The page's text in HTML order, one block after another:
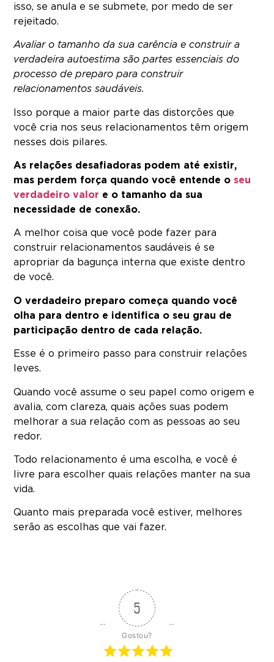
isso, se anula e se submete, por medo de ser
rejeitado.
Avaliar o tamanho da sua carência e construir a
verdadeira autoestima são partes essenciais do
processo de preparo para construir
relacionamentos saudáveis.
Isso porque a maior parte das distorções que
você cria nos seus relacionamentos têm origem
nesses dois pilares.
As relações desafiadoras podem até existir,
mas perdem força quando você entende oseu
verdadeiro valor e o tamanho da sua
necessidade de conexão.
A melhor coisa que você pode fazer para
construir relacionamentos saudáveis é se
apropriar da bagunça interna que existe dentro
de você.
O verdadeiro preparo começa quando você
olha para dentro e identifica o seu grau de
participação dentro de cada relação.
Esse é o primeiro passo para construir relações
leves.
Quando você assume o seu papel como origem e
avalia, com clareza, quais ações suas podem
melhorar a sua relação com as pessoas ao seu
redor.
Todo relacionamento é uma escolha, e você é
livre para escolher quais relações manter na sua
vida.
Quanto mais preparada você estiver, melhores
serão as escolhas que vai fazer.
5
Gostou?